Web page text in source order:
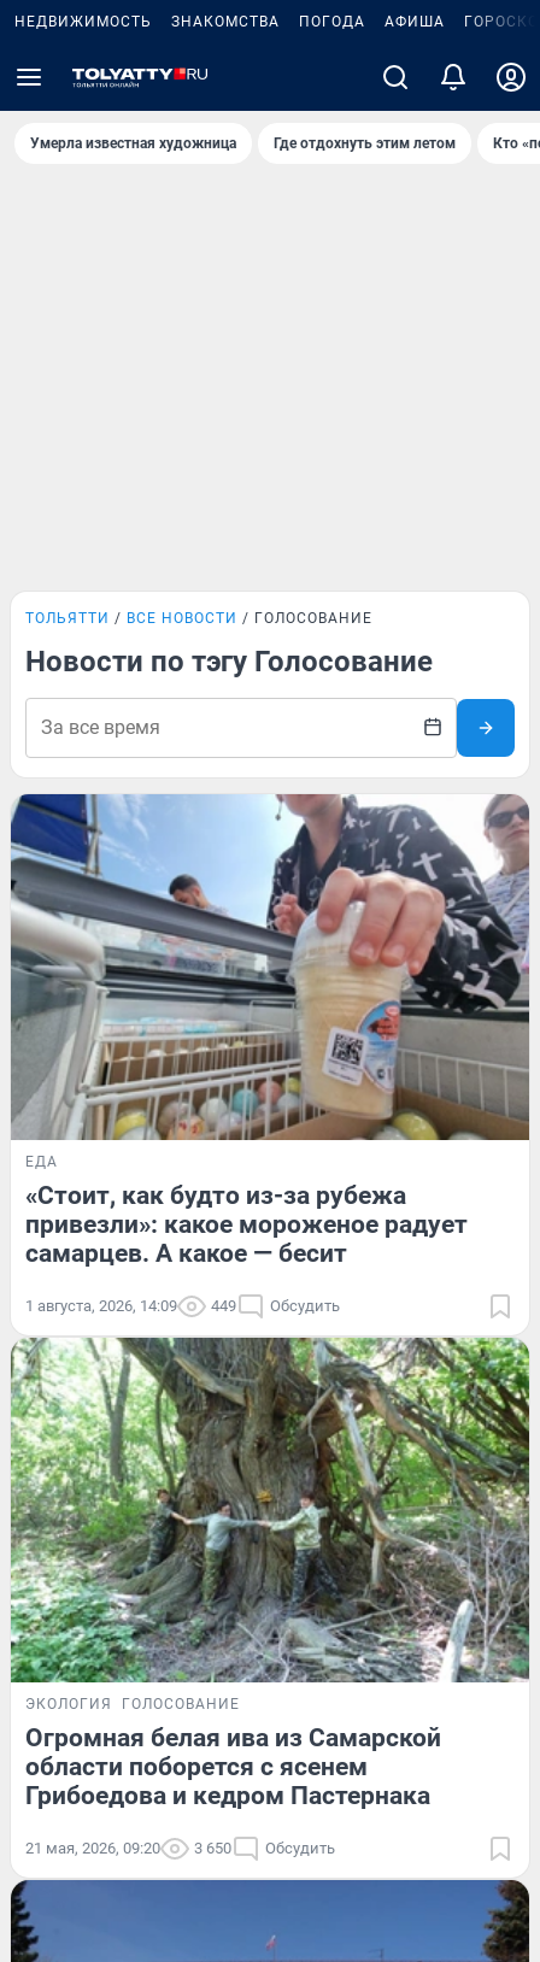
НЕДВИЖИМОСТЬ ЗНАКОМСТВА ПОГОДА АФИША
Умерла известная художница Где отдохнуть этим летом Кто
ТОЛЬЯТТИ ВСЕ НОВОСТИ ГОЛОСОВАНИЕ
Новости по тэгу Голосование
ЕДА
«Стоит, как будто из-за рубежа
привезли»: какое мороженое радует
самарцев. А какое — бесит
1 августа, 2026, 14:09 449 Обсудить
ЭКОЛОГИЯ ГОЛОСОВАНИЕ
Огромная белая ива из Самарской
области поборется с ясенем
Грибоедова и кедром Пастернака
21 мая, 2026, 09:20 3 650 Обсудить